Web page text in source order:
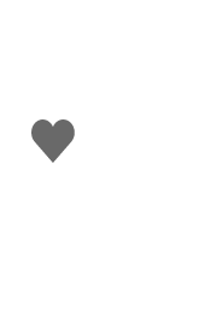
Mi
piace